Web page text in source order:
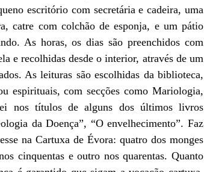
escritório com secretária e cadeira, uma
catre com colchão de esponja, e um pátio
As horas, os dias são preenchidos com
e recolhidas desde o interior, através de um
As leituras são escolhidas da biblioteca,
espirituais, com secções como Mariologia,
nos títulos de alguns dos últimos livros
da Doença”, “O envelhecimento”. Faz
na Cartuxa de Évora: quatro dos monges
cinquentas e outro nos quarentas. Quanto